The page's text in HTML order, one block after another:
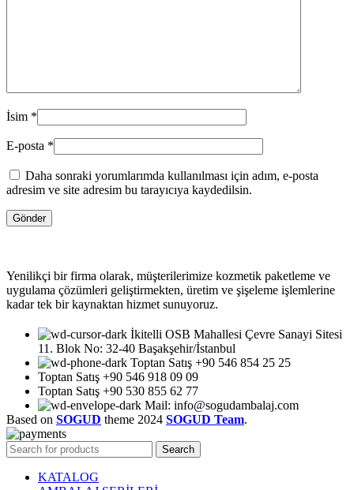
İsim *
E-posta *
Daha sonraki yorumlarımda kullanılması için adım, e-posta
adresim ve site adresim bu tarayıcıya kaydedilsin.
Yenilikçi bir firma olarak, müşterilerimize kozmetik paketleme ve
uygulama çözümleri geliştirmekten, üretim ve şişeleme işlemlerine
kadar tek bir kaynaktan hizmet sunuyoruz.
İkitelli OSB Mahallesi Çevre Sanayi Sitesi
11. Blok No: 32-40 Başakşehir/İstanbul
Toptan Satış +90 546 854 25 25
Toptan Satış +90 546 918 09 09
Toptan Satış +90 530 855 62 77
Mail: info@sogudambalaj.com
Based on SOGUD theme 2024 SOGUD Team.
Search
KATALOG